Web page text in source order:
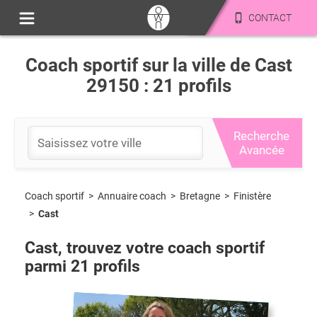
CONTACT
Coach sportif sur la ville de Cast
29150 : 21 profils
Recherche
Avancée
Coach sportif > Annuaire coach > Bretagne > Finistère
> Cast
Cast, trouvez votre coach sportif
parmi 21 profils